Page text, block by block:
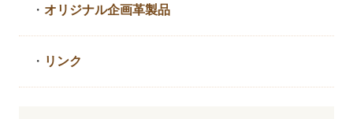
・ オリジナル企画革製品
・ リンク